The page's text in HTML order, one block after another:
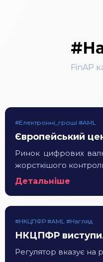
FinAP
#Електронні_гроші #AML
Європейський
Ринок цифрових
жорсткішого
Детальніше
#НКЦПФР #AML #Нагляд
НКЦПФР
Регулятор вказує на